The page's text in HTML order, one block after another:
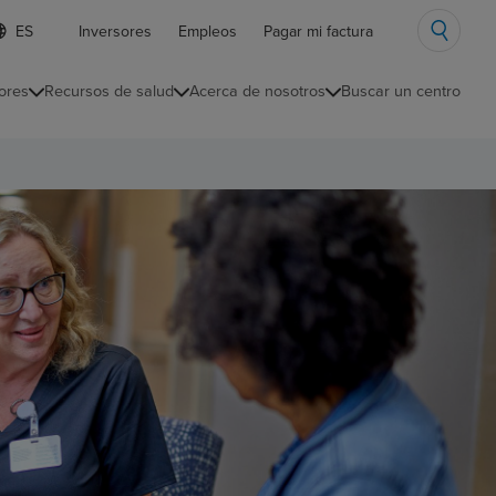
Inversores Empleos Pagar mi factura
Recursos de salud Acerca de nosotros Buscar un centro